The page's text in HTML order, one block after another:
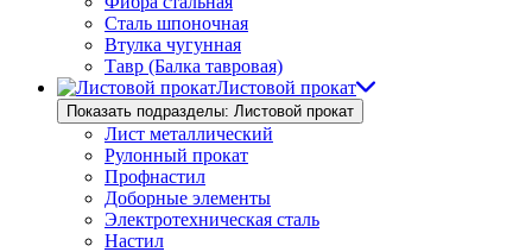
Сталь шпоночная
Втулка чугунная
Тавр (Балка тавровая)
Листовой прокат
Показать подразделы: Листовой прокат
Лист металлический
Рулонный прокат
Профнастил
Доборные элементы
Электротехническая сталь
Настил